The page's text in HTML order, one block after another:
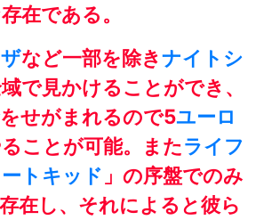
在である。
など一部を除きナイトシ
で見かけることができ、
をせがまれるので5ユーロ
ことが可能。またライフ
トキッド 」の序盤でのみ
在し、それによると彼ら